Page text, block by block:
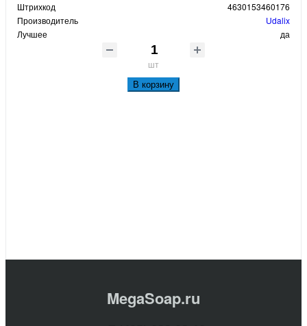
Штрихкод
4630153460176
Производитель
Udalix
Лучшее
да
шт
В корзину
MegaSoap.ru